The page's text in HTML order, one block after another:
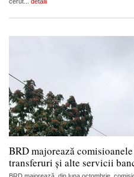
BRD majorează
transferuri și alte servicii
BRD majorează, din luna octombrie,